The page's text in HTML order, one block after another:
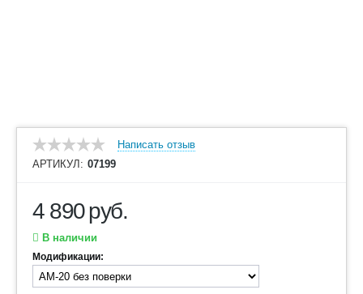
Написать отзыв
АРТИКУЛ: 07199
4 890руб.
В наличии
Модификации: